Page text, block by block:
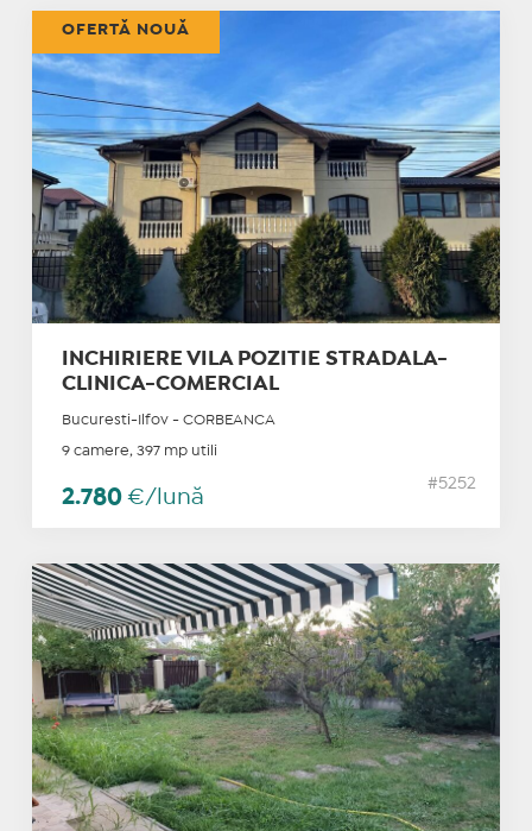
INCHIRIERE VILA POZITIE STRADALA-
CLINICA-COMERCIAL
Bucuresti-Ilfov - CORBEANCA
9 camere, 397 mp utili
2.780 €/lună
#5252
OFERTĂ NOUĂ